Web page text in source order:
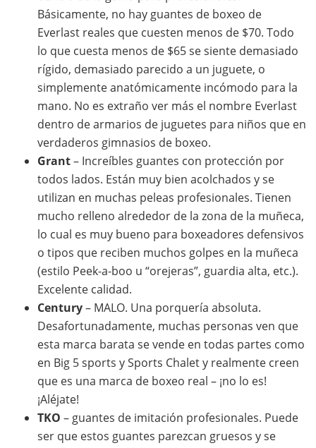
Básicamente, no hay guantes de boxeo de
Everlast reales que cuesten menos de $70. Todo
lo que cuesta menos de $65 se siente demasiado
rígido, demasiado parecido a un juguete, o
simplemente anatómicamente incómodo para la
mano. No es extraño ver más el nombre Everlast
dentro de armarios de juguetes para niños que en
verdaderos gimnasios de boxeo.
Grant– Increíbles guantes con protección por
todos lados. Están muy bien acolchados y se
utilizan en muchas peleas profesionales. Tienen
mucho relleno alrededor de la zona de la muñeca,
lo cual es muy bueno para boxeadores defensivos
o tipos que reciben muchos golpes en la muñeca
(estilo Peek-a-boo u “orejeras”, guardia alta, etc.).
Excelente calidad.
Century– MALO. Una porquería absoluta.
Desafortunadamente, muchas personas ven que
esta marca barata se vende en todas partes como
en Big 5 sports y Sports Chalet y realmente creen
que es una marca de boxeo real – ¡no lo es!
¡Aléjate!
TKO – guantes de imitación profesionales. Puede
ser que estos guantes parezcan gruesos y se